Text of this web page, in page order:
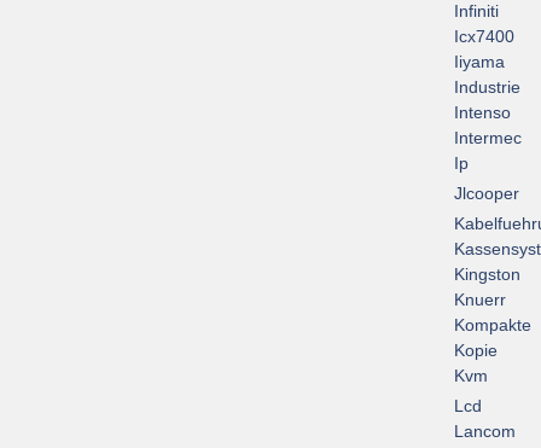
Infiniti
Icx7400
Iiyama
Industrie
Intenso
Intermec
Ip
Jlcooper
Kingston
Knuerr
Kompakte
Kopie
Kvm
Lcd
Lancom